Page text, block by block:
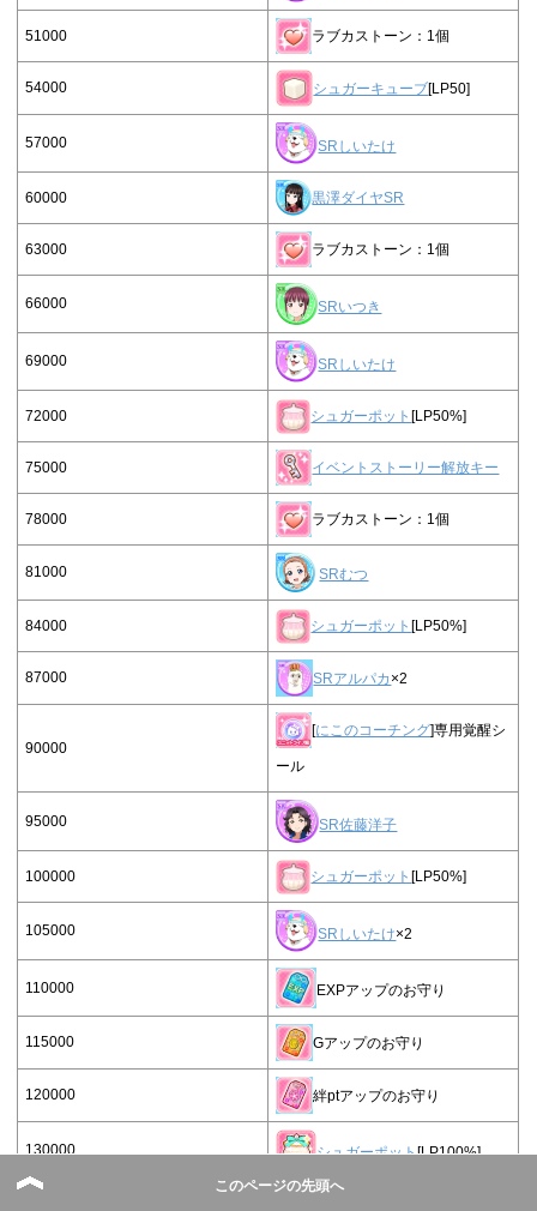
51000 ラブカストーン：1個
54000 シュガーキューブ[LP50]
57000 SRしいたけ
60000 黒澤ダイヤSR
63000 ラブカストーン：1個
66000 SRいつき
69000 SRしいたけ
72000 シュガーポット [LP50%]
75000 イベントストーリー解放キー
78000 ラブカストーン：1個
81000 SRむつ
84000 シュガーポット [LP50%]
87000 SRアルパカ ×2
90000
[にこのコーチング]専用覚醒シ
ール
95000 SR佐藤洋子
100000 シュガーポット [LP50%]
105000 SRしいたけ×2
110000 EXPアップのお守り
115000 Gアップのお守り
120000 絆ptアップのお守り
130000 シュガーポット[LP100%]
このページの先頭へ